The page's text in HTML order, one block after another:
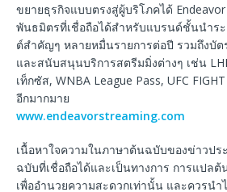
ขยายธุรกิจแบบตรงสู่ผู้บริโภคได้
พันธมิตรที่เชื่อถือได้สำหรับแบรนด์ชั้นนำร
ต์สำคัญๆ หลายหมื่นรายการต่อปี รวมถึงบั
และสนับสนุนบริการสตรีมมิ่งต่างๆ เช่น
เท็กซัส, WNBA League Pass, UFC
อีกมากมาย
www.endeavorstreaming.com
เนื้อหาใจความในภาษาต้นฉบับของข่าวป
ฉบับที่เชื่อถือได้และเป็นทางการ การแปล
เพื่ออำนวยความสะดวกเท่านั้น และควรนำ